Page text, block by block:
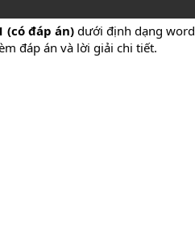
(có đáp án) dưới định dạng word
đáp án và lời giải chi tiết.